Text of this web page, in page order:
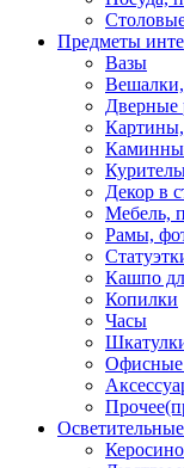
Предметы
Вазы
Дверные
Картины,
Декор в
Мебель,
Рамы,
Кашпо
Копилки
Часы
Офисные